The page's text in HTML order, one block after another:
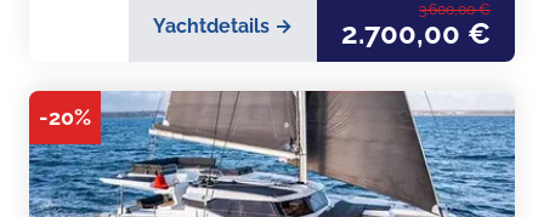
Yachtdetails →
3.600,00 €
2.700,00 €
-20%